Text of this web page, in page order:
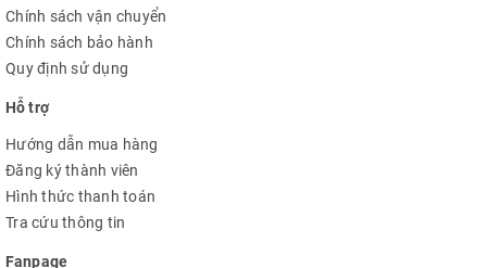
470 uF capacitor:
Transistors:
Not impressed by a big power NMOS:
Chính sách vận chuyển
Chính sách bảo hành
Quy định sử dụng
Hỗ trợ
Hướng dẫn mua hàng
Đăng ký thành viên
Hình thức thanh toán
Tra cứu thông tin
Fanpage